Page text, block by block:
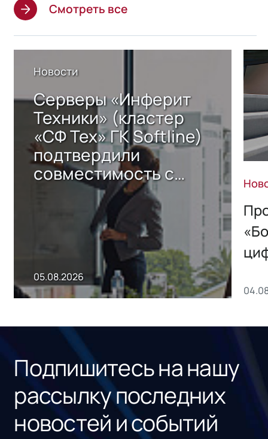
Смотреть все
Новости
Серверы «Инферит
Техники» (кластер
«СФ Тех» ГК Softline)
подтвердили
совместимость с
решением Sharx
Storage 2.x для
хранения данных
05.08.2026
Подпишитесь на нашу
рассылку последних
новостей и событий